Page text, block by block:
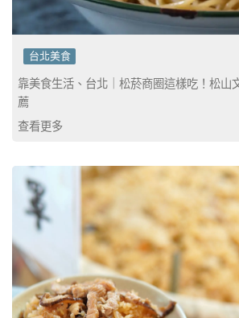
台北美食
靠美食生活、台北｜松菸商圈這樣吃！松山
薦
查看更多